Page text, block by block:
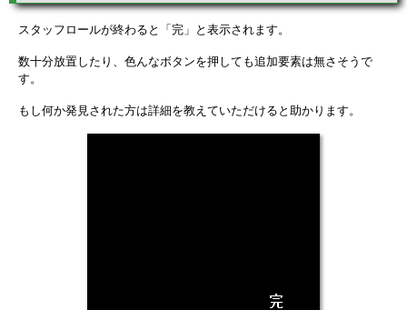
スタッフロールが終わると「完」と表示されます。
数十分放置したり、色んなボタンを押しても追加要素は無さそうで
す。
もし何か発見された方は詳細を教えていただけると助かります。